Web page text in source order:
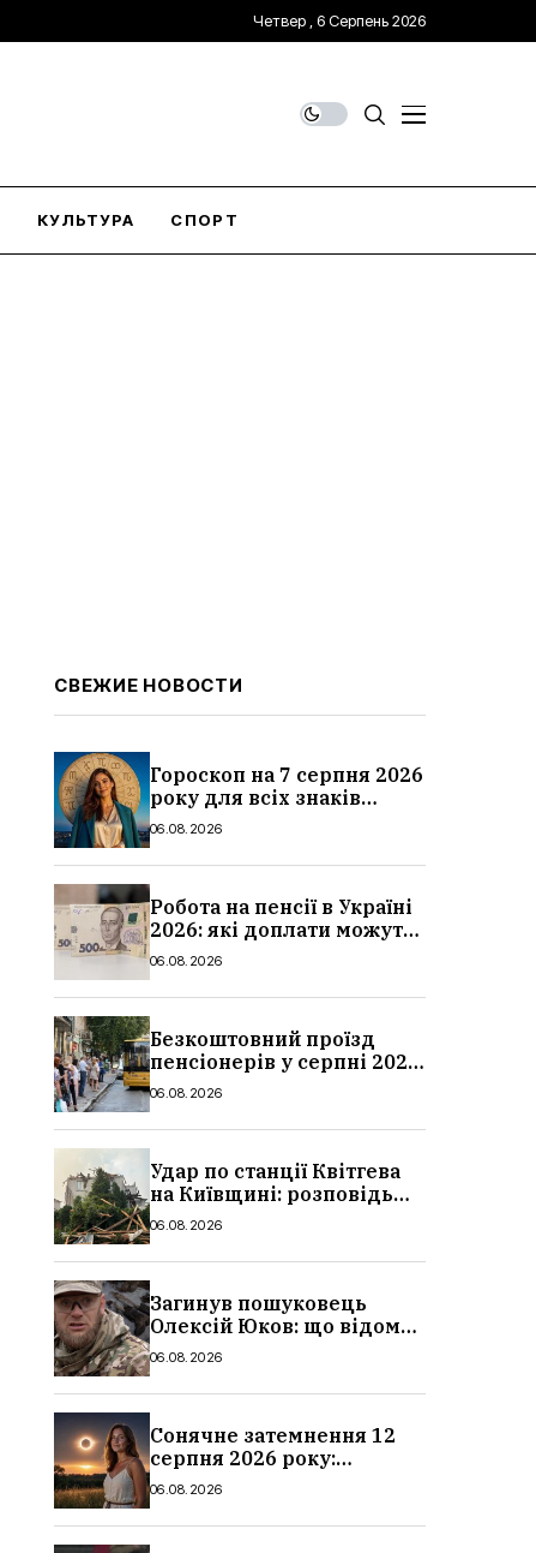
Четвер , 6 Серпень 2026
КУЛЬТУРА СПОРТ
СВЕЖИЕ НОВОСТИ
Гороскоп на 7 серпня 2026
року для всіх знаків
зодіаку: кому пощастить у
06.08.2026
Робота на пенсії в Україні
2026: які доплати можуть
скасувати, про що
06.08.2026
Безкоштовний проїзд
пенсіонерів у серпні 2026
в Україні: де діє пільга,
06.08.2026
Удар по станції Квітгева
на Київщині: розповідь
очевидців, як вісім людей
сталося
06.08.2026
Загинув пошуковець
Олексій Юков: що відомо
про його роботу, хто він
06.08.2026
Сонячне затемнення 12
серпня 2026 року:
гороскоп, кому із знаків
06.08.2026